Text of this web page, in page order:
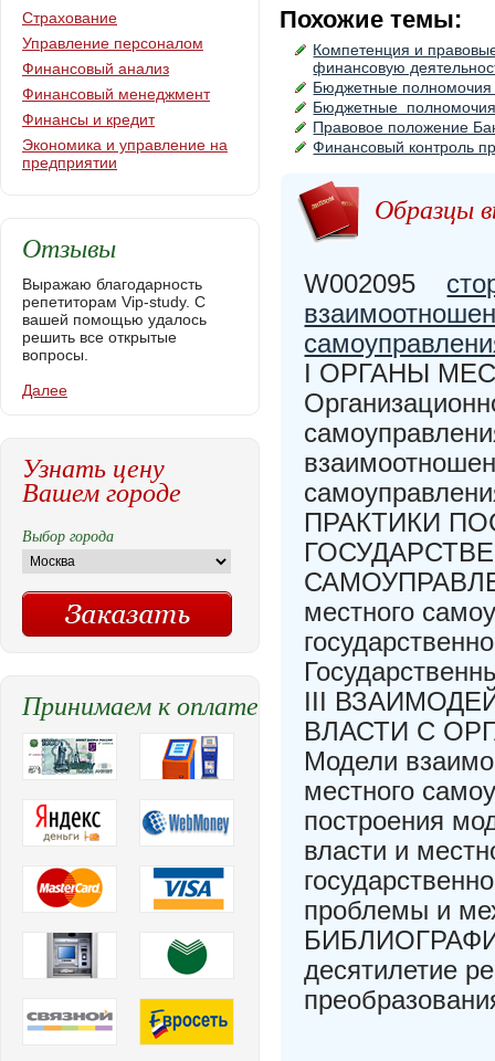
Похожие темы:
Компетенция и
финансовую
Бюджетные полномочия
Бюджетные полномочия
Правовое положение
Финансовый контроль
Образцы
W002095
I ОРГАНЫ
ПРАКТИКИ
местного
III
ВЛАСТИ С
Модели
местного
построения
власти и
проблемы и
десятилетие
Страхование
Управление персоналом
Финансовый анализ
Финансовый менеджмент
Финансы и кредит
Экономика и управление на
предприятии
Отзывы
Выражаю благодарность
репетиторам Vip-study. С
вашей помощью удалось
решить все открытые
вопросы.
Далее
Узнать цену
Вашем городе
Выбор города
Принимаем к оплате